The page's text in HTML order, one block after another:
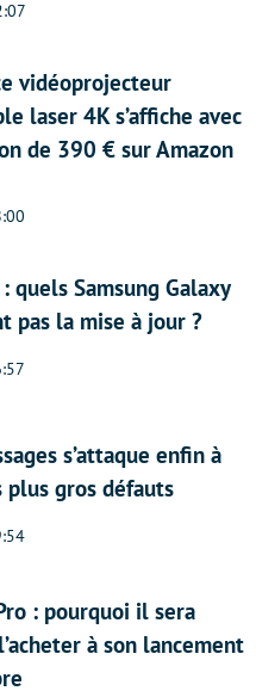
vidéoprojecteur
laser 4K s’affiche avec
de 390 € sur Amazon
quels Samsung Galaxy
pas la mise à jour ?
s’attaque enfin à
plus gros défauts
: pourquoi il sera
à son lancement